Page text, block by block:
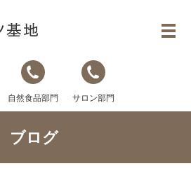
自然食品部門 サロン部門
ブログ